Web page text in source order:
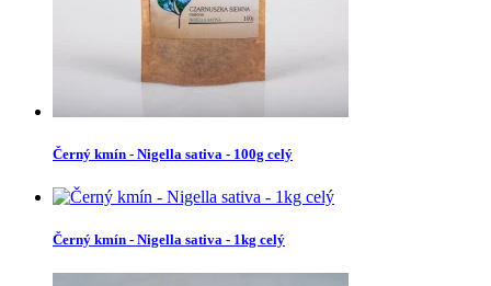
Černý kmín - Nigella sativa - 100g celý
Černý kmín - Nigella sativa - 1kg celý